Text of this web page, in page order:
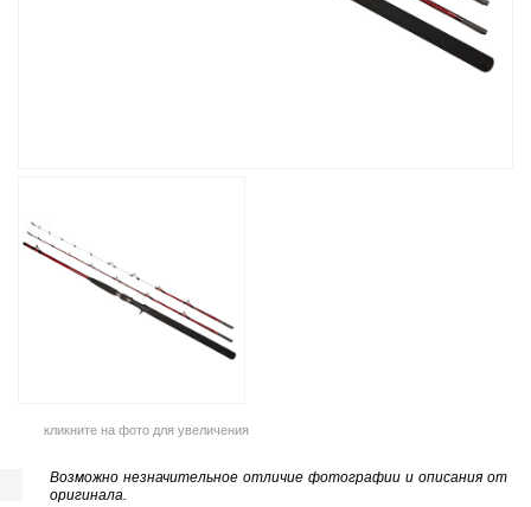
кликните на фото для увеличения
Возможно незначительное отличие фотографии и описания от
оригинала.